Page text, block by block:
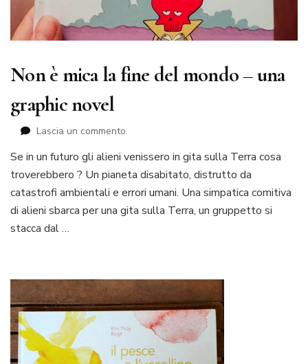
Non è mica la fine del mondo – una
graphic novel
Lascia un commento
è
mica
la
del
novel
Se in un futuro gli alieni venissero in gita sulla Terra cosa
troverebbero ? Un pianeta disabitato, distrutto da
catastrofi ambientali e errori umani. Una simpatica comitiva
di alieni sbarca per una gita sulla Terra, un gruppetto si
stacca dal …